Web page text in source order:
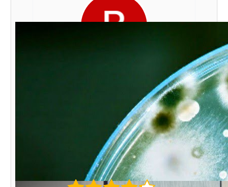
пишу на разные темы, но самые любимые -
техника, технологии и строительство.
Возможно потому, что знаю множество
нюансов в этих областях не только
теоретически, вследствие учебы в
техническом университете и аспирантуре,
но и с практической стороны, так как
стараюсь все делать своими руками.
Оцените статью: